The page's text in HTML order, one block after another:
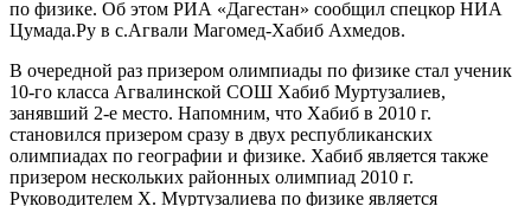
по физике. Об этом РИА «Дагестан» сообщил спецкор НИА
Цумада.Ру в с.Агвали Магомед-Хабиб Ахмедов.
В очередной раз призером олимпиады по физике стал ученик
10-го класса Агвалинской СОШ Хабиб Муртузалиев,
занявший 2-е место. Напомним, что Хабиб в 2010 г.
становился призером сразу в двух республиканских
олимпиадах по географии и физике. Хабиб является также
призером нескольких районных олимпиад 2010 г.
Руководителем Х. Муртузалиева по физике является